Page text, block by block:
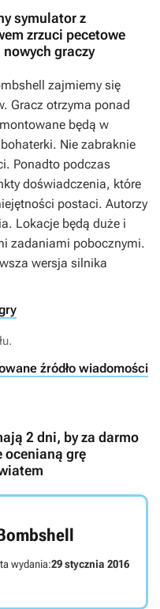
symulator z
zrzuci pecetowe
graczy
zajmiemy się
Gracz otrzyma ponad
będą w
Nie zabraknie
Ponadto podczas
doświadczenia, które
postaci. Autorzy
Lokacje będą duże i
zadaniami pobocznymi.
wersja silnika
źródło wiadomości
2 dni, by za darmo
ocenianą grę
wydania:29 stycznia 2016